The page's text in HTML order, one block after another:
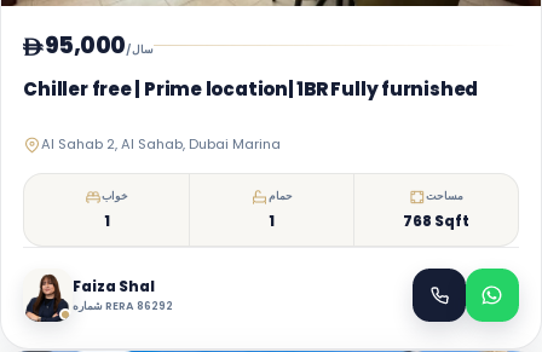
95,000 /سال
Chiller free | Prime location| 1BR Fully furnished
Al Sahab 2, Al Sahab, Dubai Marina
خواب
1
حمام
1
مساحت
768 Sqft
Faiza Shal
شماره RERA 86292